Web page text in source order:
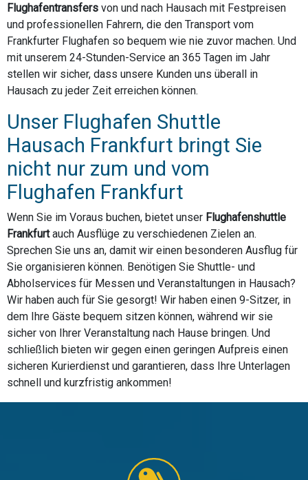
Flughafentransfers von und nach Hausach mit Festpreisen
und professionellen Fahrern, die den Transport vom
Frankfurter Flughafen so bequem wie nie zuvor machen. Und
mit unserem 24-Stunden-Service an 365 Tagen im Jahr
stellen wir sicher, dass unsere Kunden uns überall in
Hausach zu jeder Zeit erreichen können.
Unser Flughafen Shuttle
Hausach Frankfurt bringt Sie
nicht nur zum und vom
Flughafen Frankfurt
Wenn Sie im Voraus buchen, bietet unser Flughafenshuttle
Frankfurtauch Ausflüge zu verschiedenen Zielen an.
Sprechen Sie uns an, damit wir einen besonderen Ausflug für
Sie organisieren können. Benötigen Sie Shuttle- und
Abholservices für Messen und Veranstaltungen in Hausach?
Wir haben auch für Sie gesorgt! Wir haben einen 9-Sitzer, in
dem Ihre Gäste bequem sitzen können, während wir sie
sicher von Ihrer Veranstaltung nach Hause bringen. Und
schließlich bieten wir gegen einen geringen Aufpreis einen
sicheren Kurierdienst und garantieren, dass Ihre Unterlagen
schnell und kurzfristig ankommen!